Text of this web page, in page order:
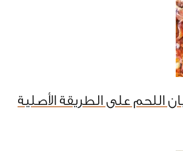
اللحم على الطريقة الأصلية